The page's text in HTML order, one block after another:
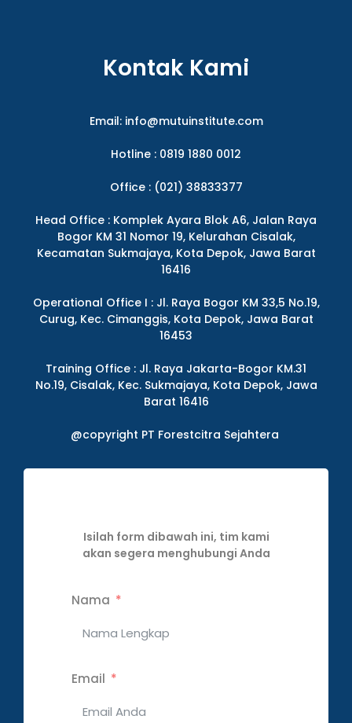
Kontak Kami
Email: info@mutuinstitute.com
Hotline : 0819 1880 0012
Office : (021) 38833377
Head Office : Komplek Ayara Blok A6, Jalan Raya
Bogor KM 31 Nomor 19, Kelurahan Cisalak,
Kecamatan Sukmajaya, Kota Depok, Jawa Barat
16416
Operational Office I : Jl. Raya Bogor KM 33,5 No.19,
Curug, Kec. Cimanggis, Kota Depok, Jawa Barat
16453
Training Office : Jl. Raya Jakarta-Bogor KM.31
No.19, Cisalak, Kec. Sukmajaya, Kota Depok, Jawa
Barat 16416
@copyright PT Forestcitra Sejahtera
Isilah form dibawah ini, tim kami
akan segera menghubungi Anda
Nama
Email